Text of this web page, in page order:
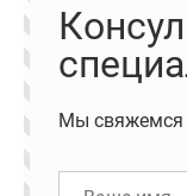
Мы свяжемся